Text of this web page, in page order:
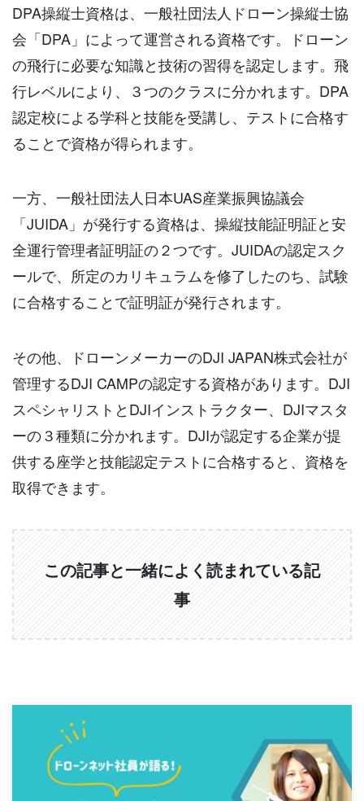
DPA操縦士資格は、一般社団法人ドローン操縦士協
会「DPA」によって運営される資格です。ドローン
の飛行に必要な知識と技術の習得を認定します。飛
行レベルにより、３つのクラスに分かれます。DPA
認定校による学科と技能を受講し、テストに合格す
ることで資格が得られます。
一方、一般社団法人日本UAS産業振興協議会
「JUIDA」が発行する資格は、操縦技能証明証と安
全運行管理者証明証の２つです。JUIDAの認定スク
ールで、所定のカリキュラムを修了したのち、試験
に合格することで証明証が発行されます。
その他、ドローンメーカーのDJI JAPAN株式会社が
管理するDJI CAMPの認定する資格があります。DJI
スペシャリストとDJIインストラクター、DJIマスタ
ーの３種類に分かれます。DJIが認定する企業が提
供する座学と技能認定テストに合格すると、資格を
取得できます。
この記事と一緒によく読まれている記
事